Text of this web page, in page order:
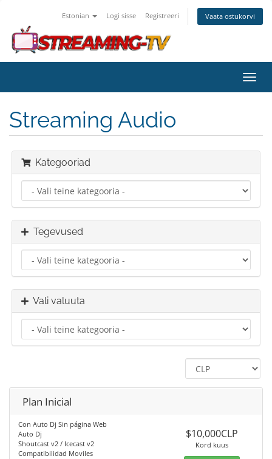
Estonian Logi sisse Registreeri Vaata ostukorvi
Streaming Audio
Kategooriad
Tegevused
Vali valuuta
Plan Inicial
Con Auto Dj Sin página Web
Auto Dj
Shoutcast v2 / Icecast v2
Compatibilidad Moviles
$10,000CLP
Kord kuus